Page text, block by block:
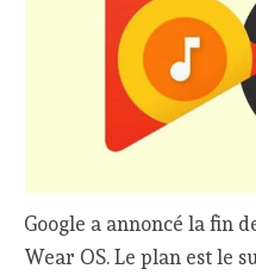
Google a annoncé la fin
Wear OS. Le plan est le